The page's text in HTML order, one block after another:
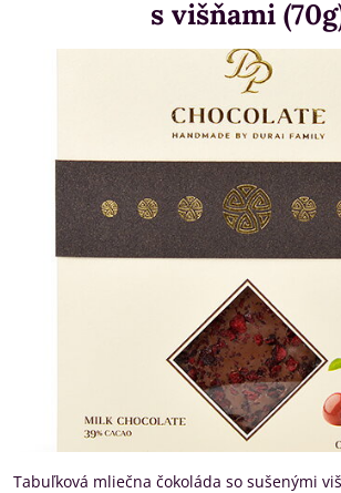
s višňami
Tabuľková mliečna čokoláda so sušenými